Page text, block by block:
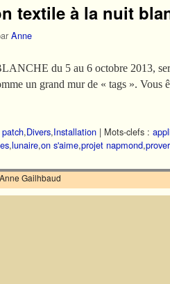
textile à la nuit
Anne
du 5 au 6 octobre 2013,
un grand mur de « tags ».
,Divers,Installation | Mots-clefs :
,lunaire,on s'aime,projet napmond,
Gailhbaud